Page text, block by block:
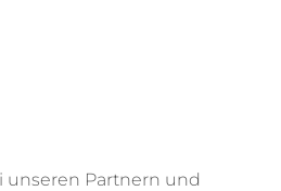
unseren Partnern und